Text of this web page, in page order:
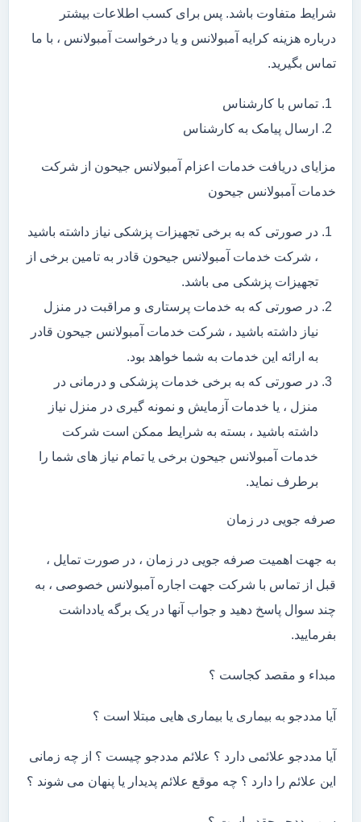
شرایط متفاوت باشد. پس برای کسب اطلاعات بیشتر
درباره هزینه کرایه آمبولانس و یا درخواست آمبولانس ، با ما
تماس بگیرید.
تماس با کارشناس
ارسال پیامک به کارشناس
مزایای دریافت خدمات اعزام آمبولانس جیحون از شرکت
خدمات آمبولانس جیحون
در صورتی که به برخی تجهیزات پزشکی نیاز داشته باشید
، شرکت خدمات آمبولانس جیحون قادر به تامین برخی از
تجهیزات پزشکی می باشد.
در صورتی که به خدمات پرستاری و مراقبت در منزل
نیاز داشته باشید ، شرکت خدمات آمبولانس جیحون قادر
به ارائه این خدمات به شما خواهد بود.
در صورتی که به برخی خدمات پزشکی و درمانی در
منزل ، یا خدمات آزمایش و نمونه گیری در منزل نیاز
داشته باشید ، بسته به شرایط ممکن است شرکت
خدمات آمبولانس جیحون برخی یا تمام نیاز های شما را
برطرف نماید.
صرفه جویی در زمان
به جهت اهمیت صرفه جویی در زمان ، در صورت تمایل ،
قبل از تماس با شرکت جهت اجاره آمبولانس خصوصی ، به
چند سوال پاسخ دهید و جواب آنها در یک برگه یادداشت
بفرمایید.
مبداء و مقصد کجاست ؟
آیا مددجو به بیماری یا بیماری هایی مبتلا است ؟
آیا مددجو علائمی دارد ؟ علائم مددجو چیست ؟ از چه زمانی
این علائم را دارد ؟ چه موقع علائم پدیدار یا پنهان می شوند ؟